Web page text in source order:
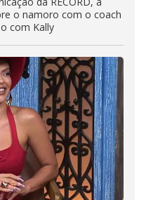
o namoro com o coach
com Kally